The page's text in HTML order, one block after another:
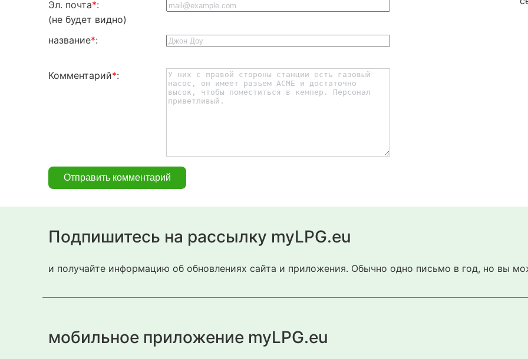
Эл. почта*:
(не будет видно)
название*:
Комментарий*:
Подпишитесь на рассылку myLPG.eu
и получайте информацию об обновлениях сайта и приложения. Обычно одно письмо в год, но вы
мобильное приложение myLPG.eu